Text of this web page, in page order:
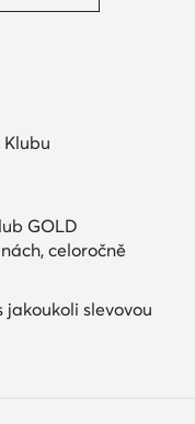
GOLD
celoročně
slevovou